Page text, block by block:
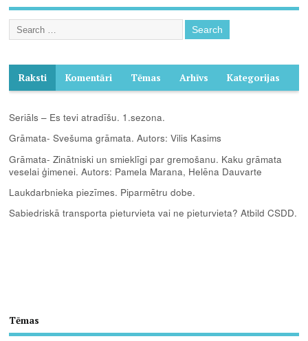
Raksti Komentāri Tēmas Arhīvs Kategorijas
Seriāls – Es tevi atradīšu. 1.sezona.
Grāmata- Svešuma grāmata. Autors: Vilis Kasims
Grāmata- Zinātniski un smieklīgi par gremošanu. Kaku grāmata
veselai ģimenei. Autors: Pamela Marana, Helēna Dauvarte
Laukdarbnieka piezīmes. Piparmētru dobe.
Sabiedriskā transporta pieturvieta vai ne pieturvieta? Atbild CSDD.
Tēmas